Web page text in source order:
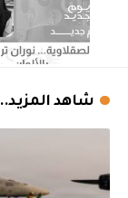
شاهد المزيد..